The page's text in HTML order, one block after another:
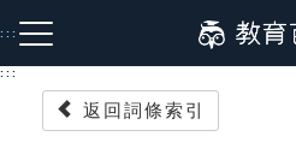
到
主
:::
:::
返回詞條索引